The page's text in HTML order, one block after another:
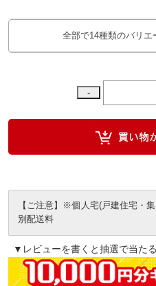
全部で14種類のバリエ
【ご注意】※個人宅(戸建住宅・
別配送料
▼レビューを書くと抽選で当たる